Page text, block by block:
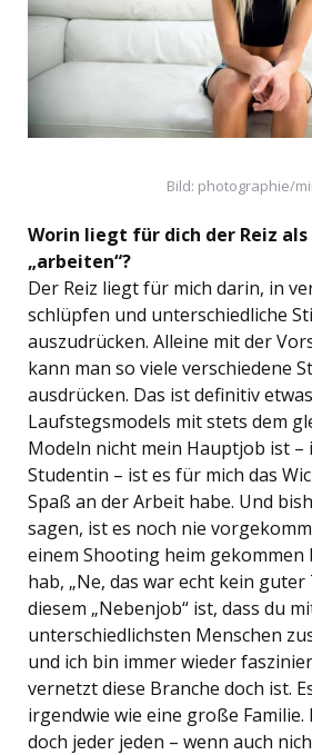
Bild: photographie/
Worin liegt für dich der Reiz
„arbeiten“?
Der Reiz liegt für mich darin, in
schlüpfen und unterschiedliche
auszudrücken. Alleine mit der
kann man so viele verschiedene
ausdrücken. Das ist definitiv
Laufstegsmodels mit stets dem
Modeln nicht mein Hauptjob ist –
Studentin – ist es für mich das
Spaß an der Arbeit habe. Und
sagen, ist es noch nie
einem Shooting heim gekommen
hab, „Ne, das war echt kein guter
diesem „Nebenjob“ ist, dass du
unterschiedlichsten Menschen
und ich bin immer wieder
vernetzt diese Branche doch ist.
irgendwie wie eine große
doch jeder jeden – wenn auch